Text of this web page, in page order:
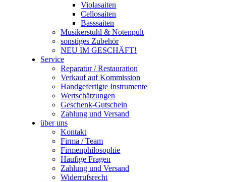
Violasaiten
Cellosaiten
Basssaiten
Musikerstuhl & Notenpult
sonstiges Zubehör
NEU IM GESCHÄFT!
Service
Reparatur / Restauration
Verkauf auf Kommission
Handgefertigte Instrumente
Wertschätzungen
Geschenk-Gutschein
Zahlung und Versand
über uns
Kontakt
Firma / Team
Firmenphilosophie
Häufige Fragen
Zahlung und Versand
Widerrufsrecht